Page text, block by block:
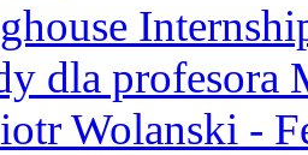
dla profesora
Wolanski -